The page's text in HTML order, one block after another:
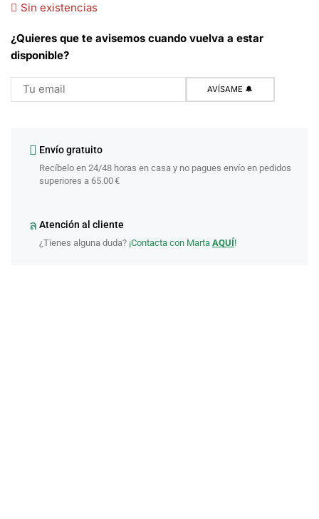
Sin existencias
¿Quieres que te avisemos cuando vuelva a estar
disponible?
Envío gratuito
Recíbelo en 24/48 horas en casa y no pagues envío en pedidos
superiores a 65.00 €
Atención al cliente
¿Tienes alguna duda? ¡Contacta con Marta AQUÍ!